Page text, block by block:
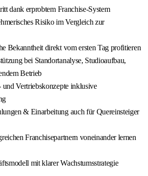
dank erprobtem Franchise-System
Risiko im Vergleich zur
Bekanntheit direkt vom ersten Tag profitieren
bei Standortanalyse, Studioaufbau,
Betrieb
Vertriebskonzepte inklusive
& Einarbeitung auch für Quereinsteiger
Franchisepartnern voneinander lernen
mit klarer Wachstumsstrategie